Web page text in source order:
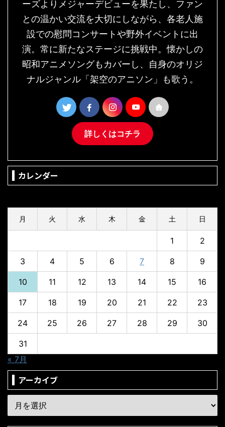
ーズよりメジャーデビューを果たし、ファン
との温かい交流を大切にしながら、各老人施
設での慰問コンサートや野外イベントに出
演。常に新たなステージに挑戦中。懐かしの
昭和アニメソングもカバーし、自身のオリジ
ナルジャンル「架空のアニソン」も歌う。
詳しくはコチラ
カレンダー
月 火 水 木 金 土 日
1 2
3 4 5 6 7 8 9
10 11 12 13 14 15 16
17 18 19 20 21 22 23
24 25 26 27 28 29 30
31
« 7月
アーカイブ